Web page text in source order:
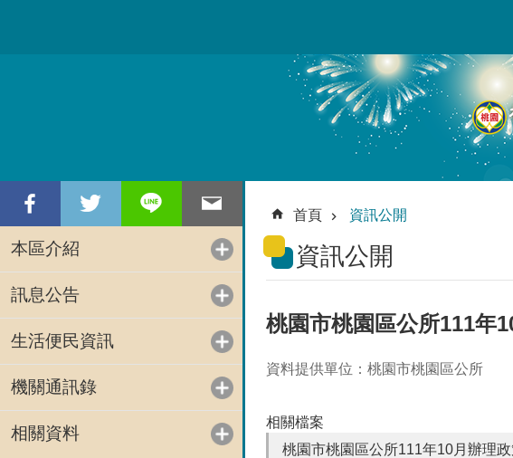
本區介紹
訊息公告
生活便民資訊
機關通訊錄
相關資料
首頁 資訊公開
資訊公開
桃園市桃園區公所111年
資料提供單位：桃園市桃園區公所
相關檔案
桃園市桃園區公所111年10月辦理